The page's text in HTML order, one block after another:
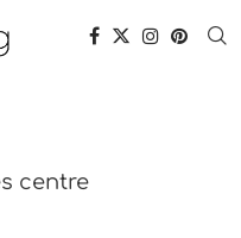
centre